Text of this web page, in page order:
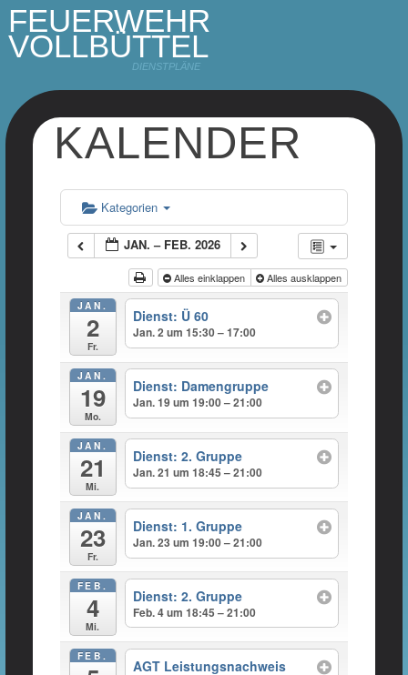
FEUERWEHR
VOLLBÜTTEL
DIENSTPLÄNE
KALENDER
Kategorien
JAN. – FEB. 2026
Alles einklappen Alles ausklappen
JAN.
2
Fr.
Dienst: Ü 60
Jan. 2 um 15:30 – 17:00
JAN.
19
Mo.
Dienst: Damengruppe
Jan. 19 um 19:00 – 21:00
JAN.
21
Mi.
Dienst: 2. Gruppe
Jan. 21 um 18:45 – 21:00
JAN.
23
Fr.
Dienst: 1. Gruppe
Jan. 23 um 19:00 – 21:00
FEB.
4
Mi.
Dienst: 2. Gruppe
Feb. 4 um 18:45 – 21:00
FEB.
AGT Leistungsnachweis